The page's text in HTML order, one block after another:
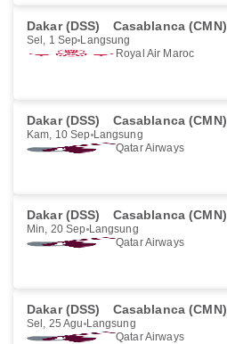
Dakar (DSS) Casablanca (CMN)
Sel, 1 Sep Langsung
Royal Air Maroc
Dakar (DSS) Casablanca (CMN)
Kam, 10 Sep Langsung
Qatar Airways
Dakar (DSS) Casablanca (CMN)
Min, 20 Sep Langsung
Qatar Airways
Dakar (DSS) Casablanca (CMN)
Sel, 25 Agu Langsung
Qatar Airways